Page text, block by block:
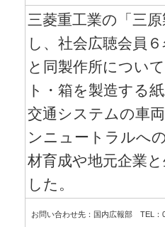
三菱重工業の「三
し、社会広聴会員
と同製作所につい
ト・箱を製造する
交通システムの車
ンニュートラルへ
材育成や地元企業
した。
お問い合わせ先：国内広報部 TEL：